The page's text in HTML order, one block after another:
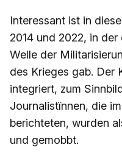
Interessant ist in
2014 und 2022, in
Welle der
des Krieges gab. Der
integriert, zum
Journalistïnnen, die
berichteten, wurden
und gemobbt.